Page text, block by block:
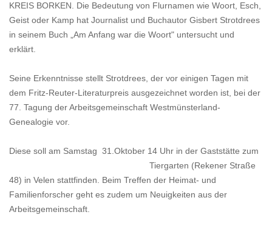
KREIS BORKEN. Die Bedeutung von Flurnamen wie Woort, Esch,
Geist oder Kamp hat Journalist und Buchautor Gisbert Strotdrees
in seinem Buch „Am Anfang war die Woort" untersucht und
erklärt.
Seine Erkenntnisse stellt Strotdrees, der vor einigen Tagen mit
dem Fritz-Reuter-Literaturpreis ausgezeichnet worden ist, bei der
77. Tagung der Arbeitsgemeinschaft Westmünsterland-
Genealogie vor.
Diese soll am Samstag 31.Oktober 14 Uhr in der Gaststätte zum
Tiergarten (Rekener Straße
48) in Velen stattfinden. Beim Treffen der Heimat- und
Familienforscher geht es zudem um Neuigkeiten aus der
Arbeitsgemeinschaft.